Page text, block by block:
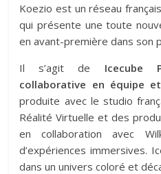
Koezio est un réseau
qui présente une toute
en avant-première dans son
Il s’agit de Icecube
collaborative en équipe
produite avec le studio
Réalité Virtuelle et des
en collaboration avec
d’expériences immersives.
dans un univers coloré et